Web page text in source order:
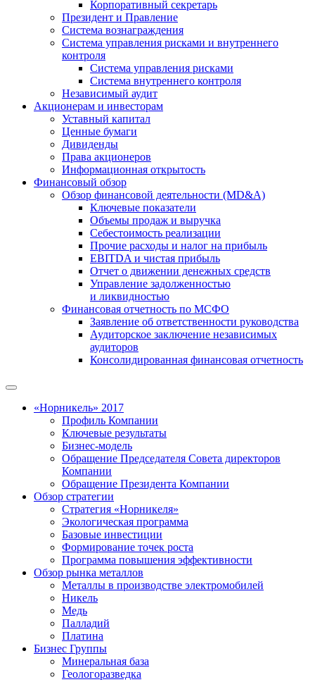
Корпоративный секретарь
Президент и Правление
Система вознаграждения
Система управления рисками и внутреннего
контроля
Система управления рисками
Система внутреннего контроля
Независимый аудит
Акционерам и инвесторам
Уставный капитал
Ценные бумаги
Дивиденды
Права акционеров
Информационная открытость
Финансовый обзор
Обзор финансовой деятельности (MD&A)
Ключевые показатели
Объемы продаж и выручка
Себестоимость реализации
Прочие расходы и налог на прибыль
EBITDA и чистая прибыль
Отчет о движении денежных средств
Управление задолженностью
и ликвидностью
Финансовая отчетность по МСФО
Заявление об ответственности руководства
Аудиторское заключение независимых
аудиторов
Консолидированная финансовая отчетность
«Норникель» 2017
Профиль Компании
Ключевые результаты
Бизнес-модель
Обращение Председателя Совета директоров
Компании
Обращение Президента Компании
Обзор стратегии
Стратегия «Норникеля»
Экологическая программа
Базовые инвестиции
Формирование точек роста
Программа повышения эффективности
Обзор рынка металлов
Металлы в производстве электромобилей
Никель
Медь
Палладий
Платина
Бизнес Группы
Минеральная база
Геологоразведка